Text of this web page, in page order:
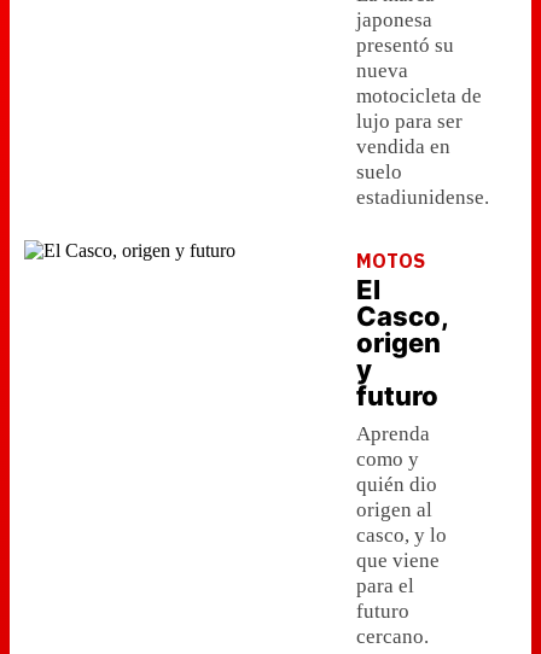
japonesa
presentó su
nueva
motocicleta de
lujo para ser
vendida en
suelo
estadiunidense.
MOTOS
El
Casco,
origen
y
futuro
Aprenda
como y
quién dio
origen al
casco, y lo
que viene
para el
futuro
cercano.